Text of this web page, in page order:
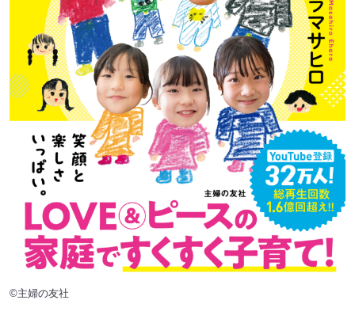
©主婦の友社